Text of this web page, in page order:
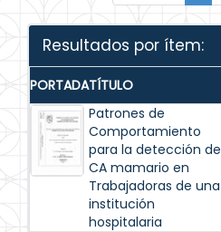
Resultados por ítem:
PORTADATÍTULO
Patrones de
Comportamiento
para la detección de
CA mamario en
Trabajadoras de una
institución
hospitalaria